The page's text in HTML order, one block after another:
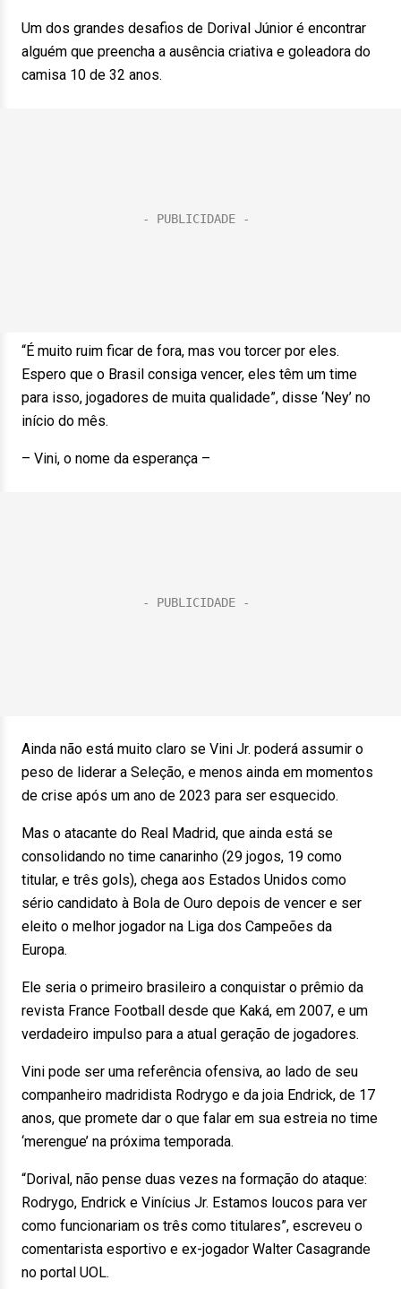
Um dos grandes desafios de Dorival Júnior é encontrar
alguém que preencha a ausência criativa e goleadora do
camisa 10 de 32 anos.
“É muito ruim ficar de fora, mas vou torcer por eles.
Espero que o Brasil consiga vencer, eles têm um time
para isso, jogadores de muita qualidade”, disse ‘Ney’ no
início do mês.
– Vini, o nome da esperança –
Ainda não está muito claro se Vini Jr. poderá assumir o
peso de liderar a Seleção, e menos ainda em momentos
de crise após um ano de 2023 para ser esquecido.
Mas o atacante do Real Madrid, que ainda está se
consolidando no time canarinho (29 jogos, 19 como
titular, e três gols), chega aos Estados Unidos como
sério candidato à Bola de Ouro depois de vencer e ser
eleito o melhor jogador na Liga dos Campeões da
Europa.
Ele seria o primeiro brasileiro a conquistar o prêmio da
revista France Football desde que Kaká, em 2007, e um
verdadeiro impulso para a atual geração de jogadores.
Vini pode ser uma referência ofensiva, ao lado de seu
companheiro madridista Rodrygo e da joia Endrick, de 17
anos, que promete dar o que falar em sua estreia no time
‘merengue’ na próxima temporada.
“Dorival, não pense duas vezes na formação do ataque:
Rodrygo, Endrick e Vinícius Jr. Estamos loucos para ver
como funcionariam os três como titulares”, escreveu o
comentarista esportivo e ex-jogador Walter Casagrande
no portal UOL.